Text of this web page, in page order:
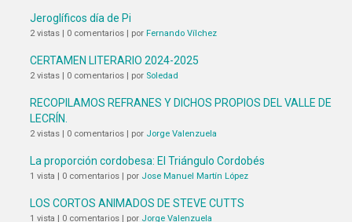
Jeroglíficos día de Pi
2 vistas 0 comentarios por Fernando Vílchez
CERTAMEN LITERARIO 2024-2025
2 vistas 0 comentarios por Soledad
RECOPILAMOS REFRANES Y DICHOS PROPIOS DEL VALLE DE
LECRÍN.
2 vistas 0 comentarios por Jorge Valenzuela
La proporción cordobesa: El Triángulo Cordobés
1 vista 0 comentarios por Jose Manuel Martín López
LOS CORTOS ANIMADOS DE STEVE CUTTS
1 vista 0 comentarios por Jorge Valenzuela